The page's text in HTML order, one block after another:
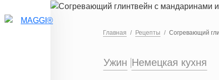
Перейти к основному содержанию
Главная Рецепты Согревающий
Ужин Немецкая кухня